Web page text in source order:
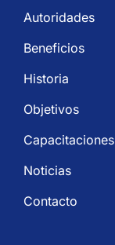
Autoridades
Beneficios
Historia
Objetivos
Capacitaciones
Noticias
Contacto